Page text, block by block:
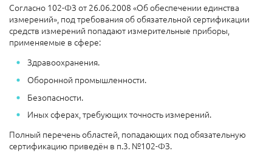
Согласно 102-ФЗ от 26.06.2008 «Об обеспечении единства
измерений», под требования об обязательной сертификации
средств измерений попадают измерительные приборы,
применяемые в сфере:
Здравоохранения.
Оборонной промышленности.
Безопасности.
Иных сферах, требующих точность измерений.
Полный перечень областей, попадающих под обязательную
сертификацию приведён в п.3. №102-ФЗ.